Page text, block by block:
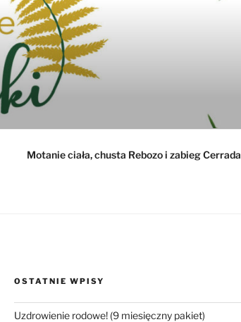
Motanie ciała, chusta Rebozo i zabieg Cerrada
OSTATNIE WPISY
Uzdrowienie rodowe! (9 miesięczny pakiet)